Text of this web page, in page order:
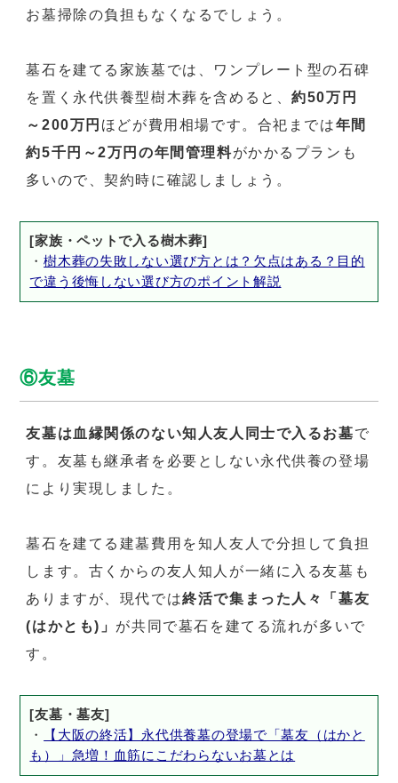
お墓掃除の負担もなくなるでしょう。
墓石を建てる家族墓では、ワンプレート型の石碑
を置く永代供養型樹木葬を含めると、約50万円
～200万円 ほどが費用相場です。合祀までは年間
約5千円～2万円の年間管理料がかかるプランも
多いので、契約時に確認しましょう。
[家族・ペットで入る樹木葬]
・樹木葬の失敗しない選び方とは？欠点はある？目的
で違う後悔しない選び方のポイント解説
⑥友墓
友墓は血縁関係のない知人友人同士で入るお墓で
す。友墓も継承者を必要としない永代供養の登場
により実現しました。
墓石を建てる建墓費用を知人友人で分担して負担
します。古くからの友人知人が一緒に入る友墓も
ありますが、現代では終活で集まった人々「墓友
(はかとも)」 が共同で墓石を建てる流れが多いで
す。
[友墓・墓友]
・
【大阪の終活】永代供養墓の登場で「墓友（はかと
も）」急増！血筋にこだわらないお墓とは